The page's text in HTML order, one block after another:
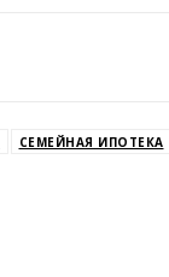
СЕМЕЙНАЯ ИПОТЕКА